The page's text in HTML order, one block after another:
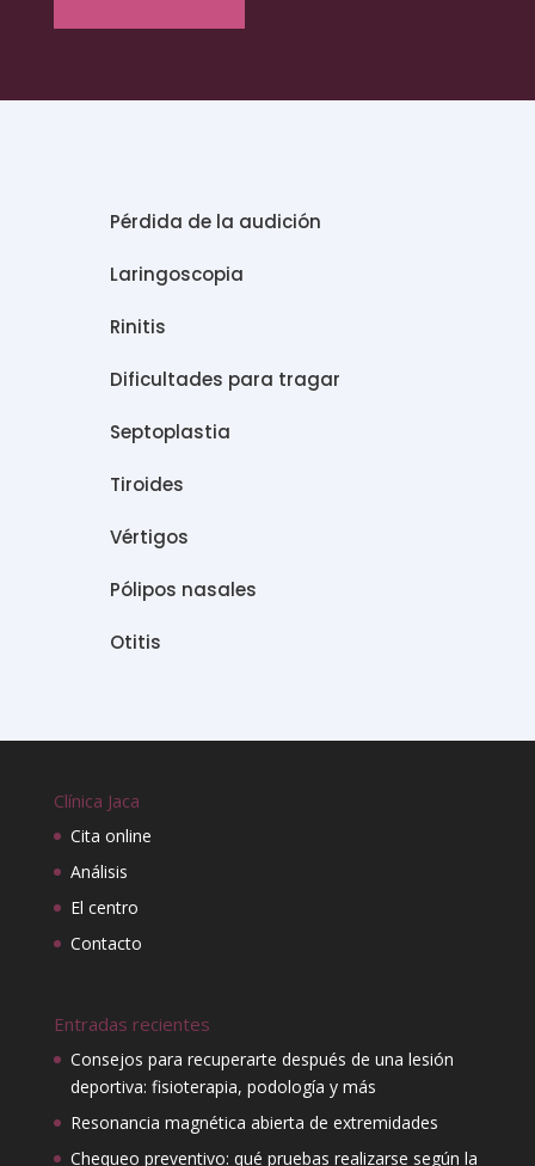
Pérdida de la audición
Laringoscopia
Rinitis
Dificultades para tragar
Septoplastia
Tiroides
Vértigos
Pólipos nasales
Otitis
Clínica Jaca
Cita online
Análisis
El centro
Contacto
Entradas recientes
Consejos para recuperarte después de una lesión
deportiva: fisioterapia, podología y más
Resonancia magnética abierta de extremidades
Chequeo preventivo: qué pruebas realizarse según la